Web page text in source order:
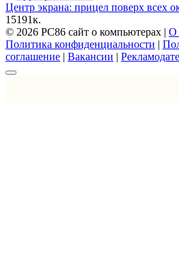
Центр экрана: прицел поверх всех
15191к.
© 2026 PC86 сайт о компьютерах | О
Политика конфиденциальности |
соглашение | Вакансии |